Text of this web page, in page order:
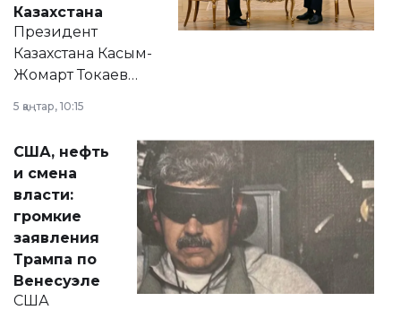
Казахстана
Президент
Казахстана Касым-
Жомарт Токаев
сразу несколько
актуальных тем —
от слухов о
политических
реформах до
вопросов армии,
экономики и
личного здоровья.
5 қаңтар, 10:15
США, нефть
и смена
власти:
громкие
заявления
Трампа по
Венесуэле
США